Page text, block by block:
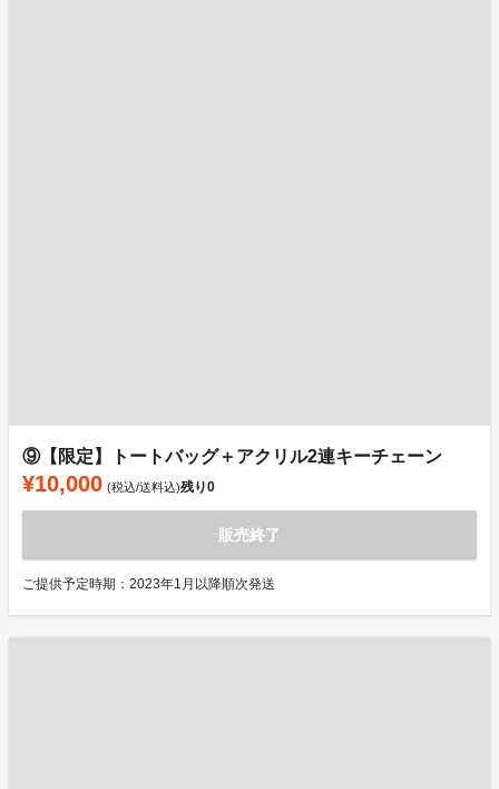
⑨【限定】トートバッグ＋アクリル2連キーチェーン
¥10,000 (税込/送料込)残り0
販売終了
ご提供予定時期：2023年1月以降順次発送